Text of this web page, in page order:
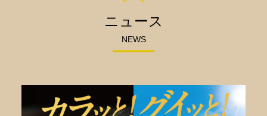
ニュース
NEWS